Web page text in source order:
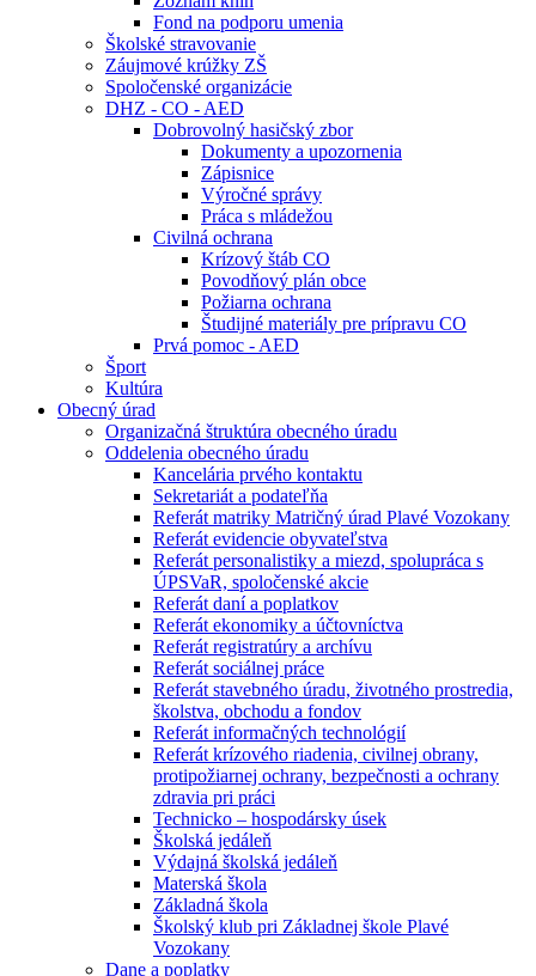
Fond na podporu umenia
Školské stravovanie
Záujmové krúžky ZŠ
Spoločenské organizácie
DHZ - CO - AED
Dobrovolný hasičský zbor
Dokumenty a upozornenia
Zápisnice
Výročné správy
Práca s mládežou
Civilná ochrana
Krízový štáb CO
Povodňový plán obce
Požiarna ochrana
Študijné materiály pre prípravu CO
Prvá pomoc - AED
Šport
Kultúra
Obecný úrad
Organizačná štruktúra obecného úradu
Oddelenia obecného úradu
Kancelária prvého kontaktu
Sekretariát a podateľňa
Referát matriky Matričný úrad Plavé Vozokany
Referát evidencie obyvateľstva
Referát personalistiky a miezd, spolupráca s
ÚPSVaR, spoločenské akcie
Referát daní a poplatkov
Referát ekonomiky a účtovníctva
Referát registratúry a archívu
Referát sociálnej práce
Referát stavebného úradu, životného prostredia,
školstva, obchodu a fondov
Referát informačných technológií
Referát krízového riadenia, civilnej obrany,
protipožiarnej ochrany, bezpečnosti a ochrany
zdravia pri práci
Technicko – hospodársky úsek
Školská jedáleň
Výdajná školská jedáleň
Materská škola
Základná škola
Školský klub pri Základnej škole Plavé
Vozokany
Dane a poplatky